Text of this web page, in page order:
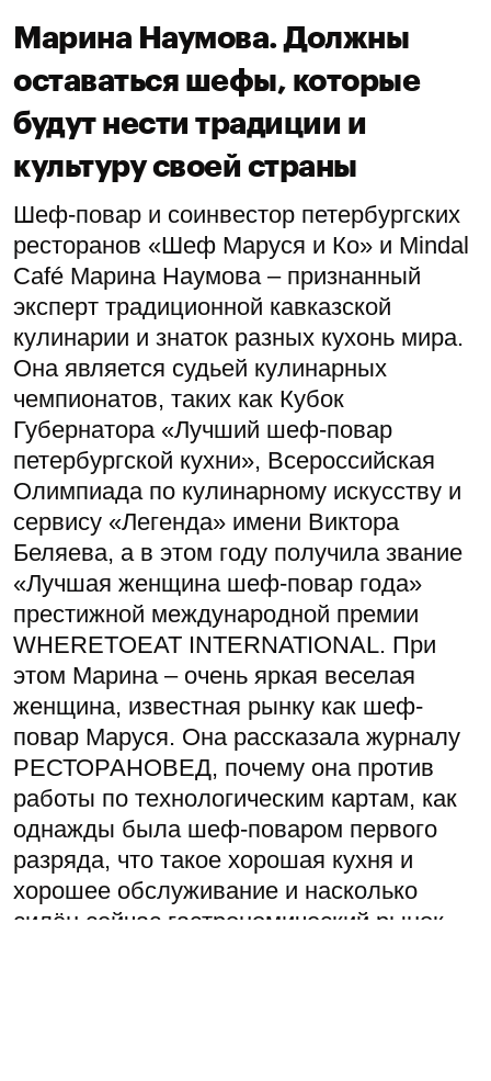
Марина Наумова. Должны
оставаться шефы, которые
будут нести традиции и
культуру своей страны
Шеф-повар и соинвестор петербургских
ресторанов «Шеф Маруся и Ко» и Mindal
Café Марина Наумова – признанный
эксперт традиционной кавказской
кулинарии и знаток разных кухонь мира.
Она является судьей кулинарных
чемпионатов, таких как Кубок
Губернатора «Лучший шеф-повар
петербургской кухни», Всероссийская
Олимпиада по кулинарному искусству и
сервису «Легенда» имени Виктора
Беляева, а в этом году получила звание
«Лучшая женщина шеф-повар года»
престижной международной премии
WHERETOEAT INTERNATIONAL. При
этом Марина – очень яркая веселая
женщина, известная рынку как шеф-
повар Маруся. Она рассказала журналу
РЕСТОРАНОВЕД, почему она против
работы по технологическим картам, как
однажды была шеф-поваром первого
разряда, что такое хорошая кухня и
хорошее обслуживание и насколько
силён сейчас гастрономический рынок